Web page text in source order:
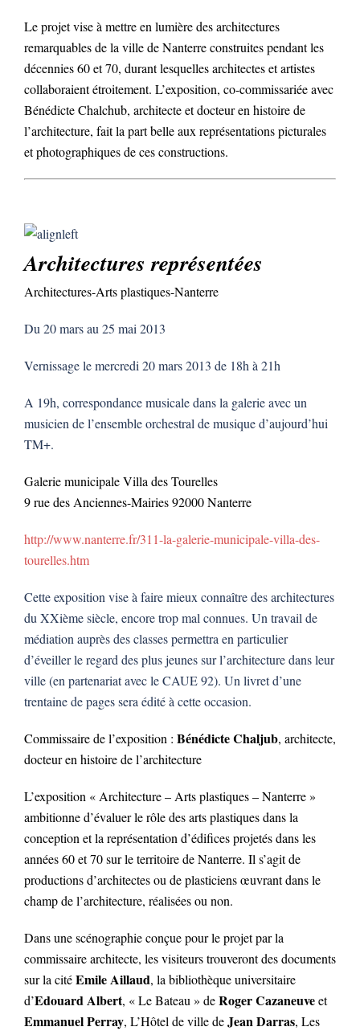
Le projet vise à mettre en lumière des architectures
remarquables de la ville de Nanterre construites pendant les
décennies 60 et 70, durant lesquelles architectes et artistes
collaboraient étroitement. L’exposition, co-commissariée avec
Bénédicte Chalchub, architecte et docteur en histoire de
l’architecture, fait la part belle aux représentations picturales
et photographiques de ces constructions.
Architectures représentées
Architectures-Arts plastiques-Nanterre
Du 20 mars au 25 mai 2013
Vernissage le mercredi 20 mars 2013 de 18h à 21h
A 19h, correspondance musicale dans la galerie avec un
musicien de l’ensemble orchestral de musique d’aujourd’hui
TM+.
Galerie municipale Villa des Tourelles
9 rue des Anciennes-Mairies 92000 Nanterre
http://www.nanterre.fr/311-la-galerie-municipale-villa-des-
tourelles.htm
Cette exposition vise à faire mieux connaître des architectures
du XXième siècle, encore trop mal connues. Un travail de
médiation auprès des classes permettra en particulier
d’éveiller le regard des plus jeunes sur l’architecture dans leur
ville (en partenariat avec le CAUE 92). Un livret d’une
trentaine de pages sera édité à cette occasion.
Commissaire de l’exposition : Bénédicte Chaljub, architecte,
docteur en histoire de l’architecture
L’exposition « Architecture – Arts plastiques – Nanterre »
ambitionne d’évaluer le rôle des arts plastiques dans la
conception et la représentation d’édifices projetés dans les
années 60 et 70 sur le territoire de Nanterre. Il s’agit de
productions d’architectes ou de plasticiens œuvrant dans le
champ de l’architecture, réalisées ou non.
Dans une scénographie conçue pour le projet par la
commissaire architecte, les visiteurs trouveront des documents
sur la citéEmile Aillaud, la bibliothèque universitaire
d’Edouard Albert, « Le Bateau » deRoger Cazaneuveet
Emmanuel Perray, L’Hôtel de ville deJean Darras, Les